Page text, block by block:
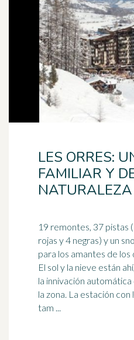
LES ORRES:
FAMILIAR Y
NATURALEZA
19 remontes, 37 pistas
rojas y 4 negras) y un
para los amantes de
El sol y la nieve están
la innivación
la zona. La estación con la etiqueta Famille Plus
tam ...